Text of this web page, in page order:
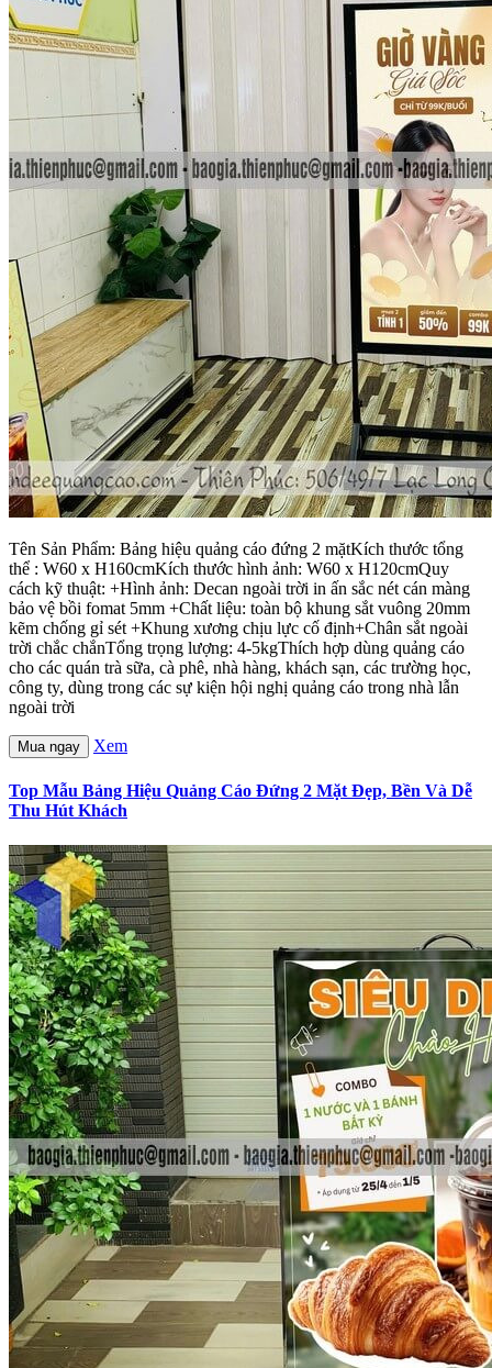
Tên Sản Phẩm: Bảng hiệu quảng cáo đứng 2 mặtKích thước tổng
thể : W60 x H160cmKích thước hình ảnh: W60 x H120cmQuy
cách kỹ thuật: +Hình ảnh: Decan ngoài trời in ấn sắc nét cán màng
bảo vệ bồi fomat 5mm +Chất liệu: toàn bộ khung sắt vuông 20mm
kẽm chống gỉ sét +Khung xương chịu lực cố định+Chân sắt ngoài
trời chắc chắnTổng trọng lượng: 4-5kgThích hợp dùng quảng cáo
cho các quán trà sữa, cà phê, nhà hàng, khách sạn, các trường học,
công ty, dùng trong các sự kiện hội nghị quảng cáo trong nhà lẫn
ngoài trời
Mua ngay Xem
Top Mẫu Bảng Hiệu Quảng Cáo Đứng 2 Mặt Đẹp, Bền Và Dễ
Thu Hút Khách